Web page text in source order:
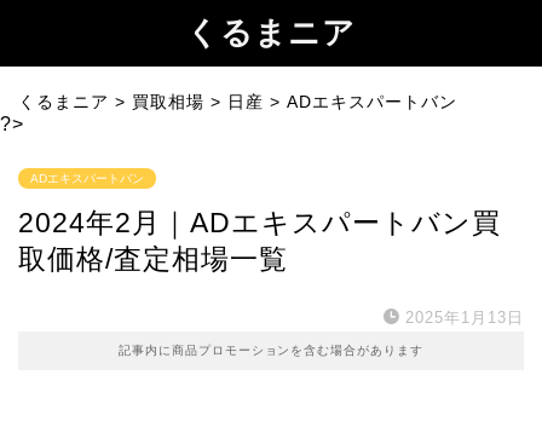
くるまニア
くるまニア > 買取相場 > 日産 > ADエキスパートバン
?>
ADエキスパートバン
2024年2月｜ADエキスパートバン買
取価格/査定相場一覧
2025年1月13日
記事内に商品プロモーションを含む場合があります